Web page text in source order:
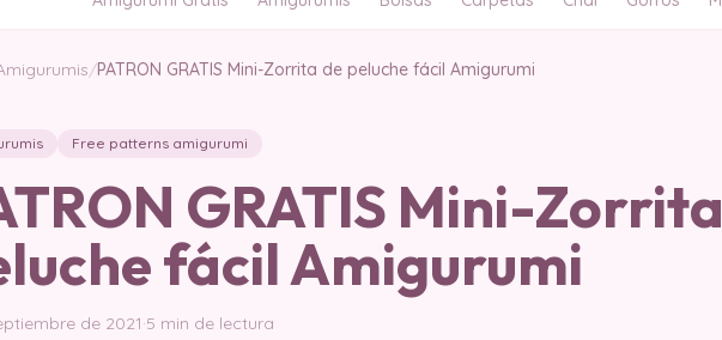
/PATRON GRATIS Mini-Zorrita de peluche fácil Amigurumi
Free patterns amigurumi
GRATIS Mini-
fácil Amigurumi
de 2021·5 min de lectura